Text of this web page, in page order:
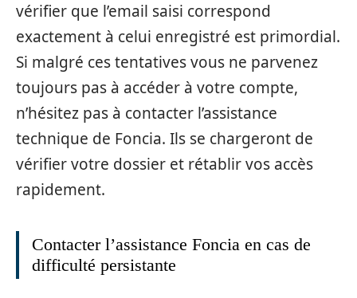
vérifier que l’email saisi correspond
exactement à celui enregistré est primordial.
Si malgré ces tentatives vous ne parvenez
toujours pas à accéder à votre compte,
n’hésitez pas à contacter l’assistance
technique de Foncia. Ils se chargeront de
vérifier votre dossier et rétablir vos accès
rapidement.
Contacter l’assistance Foncia en cas de
difficulté persistante